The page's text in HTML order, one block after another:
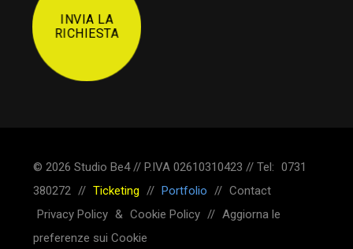
INVIA LA
RICHIESTA
© 2026 Studio Be4 // P.IVA 02610310423 // Tel: 0731
380272 // Ticketing // Portfolio // Contact
Privacy Policy & Cookie Policy // Aggiorna le
preferenze sui Cookie